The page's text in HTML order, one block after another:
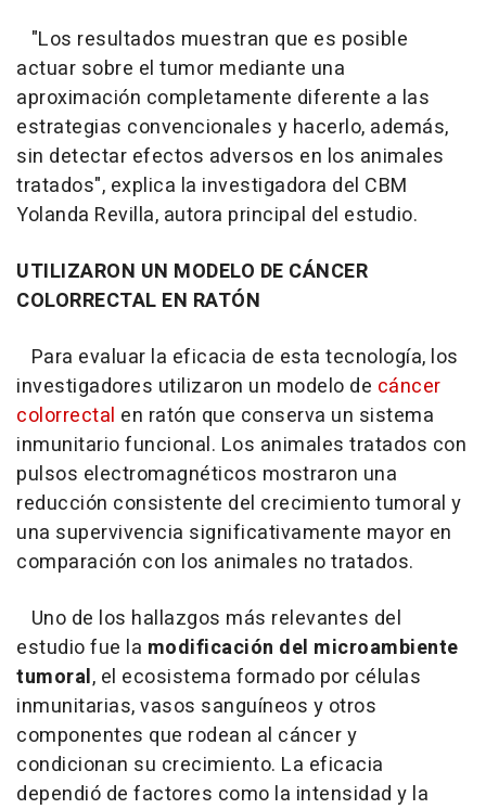
"Los resultados muestran que es posible
actuar sobre el tumor mediante una
aproximación completamente diferente a las
estrategias convencionales y hacerlo, además,
sin detectar efectos adversos en los animales
tratados", explica la investigadora del CBM
Yolanda Revilla, autora principal del estudio.
UTILIZARON UN MODELO DE CÁNCER
COLORRECTAL EN RATÓN
Para evaluar la eficacia de esta tecnología, los
investigadores utilizaron un modelo de cáncer
colorrectal en ratón que conserva un sistema
inmunitario funcional. Los animales tratados con
pulsos electromagnéticos mostraron una
reducción consistente del crecimiento tumoral y
una supervivencia significativamente mayor en
comparación con los animales no tratados.
Uno de los hallazgos más relevantes del
estudio fue la modificación del microambiente
tumoral, el ecosistema formado por células
inmunitarias, vasos sanguíneos y otros
componentes que rodean al cáncer y
condicionan su crecimiento. La eficacia
dependió de factores como la intensidad y la